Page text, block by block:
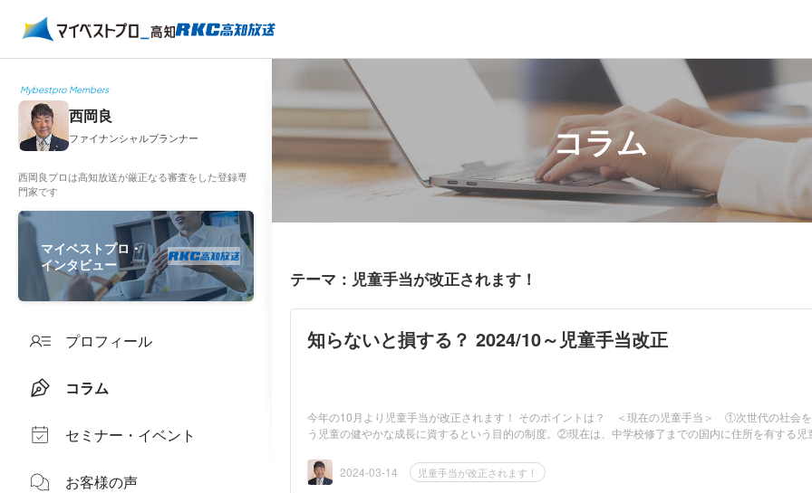
Mybestpro Members
西岡良
ファイナンシャルプランナー
西岡良プロは高知放送が厳正なる審査をした登録専
門家です
マイベストプロ・
インタビュー
プロフィール
コラム
セミナー・イベント
お客様の声
コラム
テーマ：児童手当が改正されます！
知らないと損する？ 2024/10～児童手当改正
今年の10月より児童手当が改正されます！ そのポイントは？ ＜現在の児童手当＞ ①次世代の社会
う児童の健やかな成長に資するという目的の制度。②現在は、中学校修了までの国内に住所を有する児
2024-03-14
児童手当が改正されます！